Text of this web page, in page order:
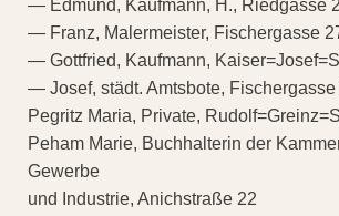
— Edmund, Kaufmann, H., Riedgasse
— Franz, Malermeister, Fischergasse
— Gottfried, Kaufmann,
— Josef, städt. Amtsbote, Fischergasse
Pegritz Maria, Private,
Peham Marie, Buchhalterin der
Gewerbe
und Industrie, Anichstraße 22